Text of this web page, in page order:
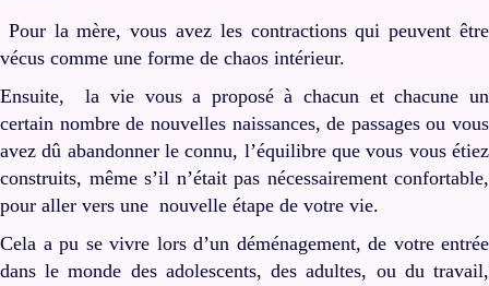
Pour la mère, vous avez les contractions qui peuvent être
vécus comme une forme de chaos intérieur.
Ensuite, la vie vous a proposé à chacun et chacune un
certain nombre de nouvelles naissances, de passages ou vous
avez dû abandonner le connu, l’équilibre que vous vous étiez
construits, même s’il n’était pas nécessairement confortable,
pour aller vers une nouvelle étape de votre vie.
Cela a pu se vivre lors d’un déménagement, de votre entrée
dans le monde des adolescents, des adultes, ou du travail,